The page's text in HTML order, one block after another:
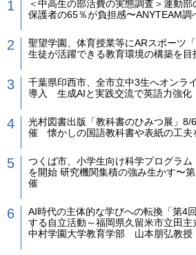
＜中高生の部活費の実態調査＞運動
保護者の65％が負担感〜ANYTEAM調
聖望学園、体育授業等にARスポーツ
生徒が活躍できる教育環境の構築を目
千葉県印西市、全市立中3生へオンラ
導入 生成AIと実践交流で英語力強化
光村図書出版「教科書のひみつ展」8/
催 懐かしの国語教科書や表紙の工夫
つくば市、小学生向け科学プログラム
を開始 研究機関集積の強み生かす〜
催
AI時代の主体的な学びへの転換「第4
する自立活動～福岡県久留米市立田主
中村学園大学教育学部 山本朋弘教授